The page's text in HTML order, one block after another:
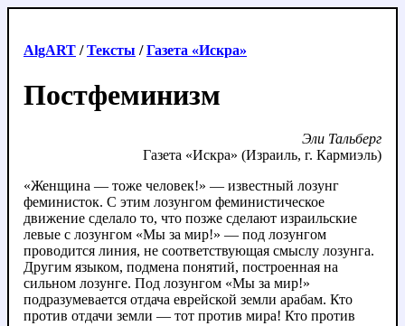
AlgART /Тексты /Газета «Искра»
Постфеминизм
Эли Тальберг
Газета «Искра» (Израиль, г. Кармиэль)
«Женщина — тоже человек!» — известный лозунг
феминисток. С этим лозунгом феминистическое
движение сделало то, что позже сделают израильские
левые с лозунгом «Мы за мир!» — под лозунгом
проводится линия, не соответствующая смыслу лозунга.
Другим языком, подмена понятий, построенная на
сильном лозунге. Под лозунгом «Мы за мир!»
подразумевается отдача еврейской земли арабам. Кто
против отдачи земли — тот против мира! Кто против